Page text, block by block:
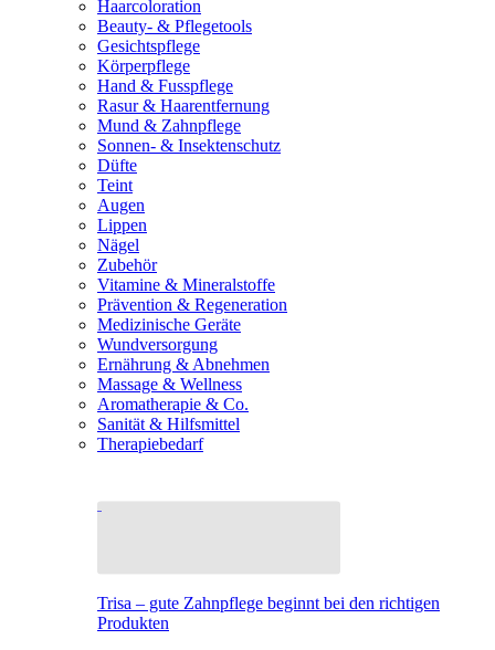
Haarcoloration
Beauty- & Pflegetools
Gesichtspflege
Körperpflege
Hand & Fusspflege
Rasur & Haarentfernung
Mund & Zahnpflege
Sonnen- & Insektenschutz
Düfte
Teint
Augen
Lippen
Nägel
Zubehör
Vitamine & Mineralstoffe
Prävention & Regeneration
Medizinische Geräte
Wundversorgung
Ernährung & Abnehmen
Massage & Wellness
Aromatherapie & Co.
Sanität & Hilfsmittel
Therapiebedarf
Trisa – gute Zahnpflege beginnt bei den richtigen
Produkten